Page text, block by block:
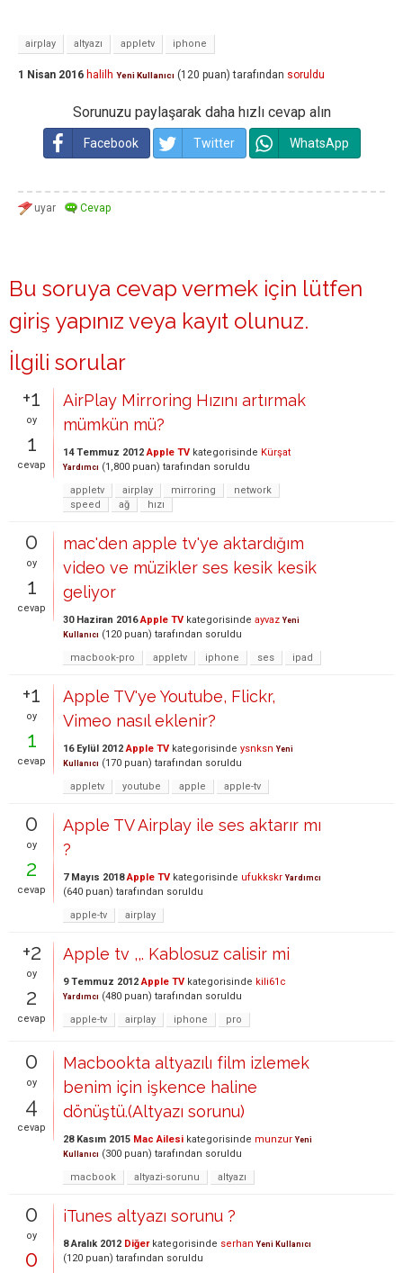
airplay altyazı appletv iphone
1 Nisan 2016 halilh Yeni Kullanıcı (120 puan) tarafından soruldu
Sorunuzu paylaşarak daha hızlı cevap alın
Facebook Twitter WhatsApp
Bu soruya cevap vermek için lütfen
giriş yapınız veya kayıt olunuz.
İlgili sorular
+1
oy
1
cevap
AirPlay Mirroring Hızını artırmak
mümkün mü?
14 Temmuz 2012 Apple TV kategorisinde Kürşat
Yardımcı (1,800 puan) tarafından soruldu
appletv
airplay mirroring
network
speed
ağ hızı
0
oy
1
cevap
mac'den apple tv'ye aktardığım
video ve müzikler ses kesik kesik
geliyor
30 Haziran 2016 Apple TV kategorisinde ayvaz Yeni
Kullanıcı (120 puan) tarafından soruldu
macbook-pro
appletv iphone ses ipad
+1
oy
1
cevap
Apple TV'ye Youtube, Flickr,
Vimeo nasıl eklenir?
16 Eylül 2012 Apple TV kategorisinde ysnksn Yeni
Kullanıcı (170 puan) tarafından soruldu
appletv
youtube apple apple-tv
0
oy
2
cevap
Apple TV Airplay ile ses aktarır mı
?
7 Mayıs 2018 Apple TV kategorisinde ufukkskr Yardımcı
(640 puan) tarafından soruldu
apple-tv
airplay
+2
oy
2
cevap
Apple tv ,,. Kablosuz calisir mi
9 Temmuz 2012 Apple TV kategorisinde kili61c
Yardımcı (480 puan) tarafından soruldu
apple-tv
airplay iphone pro
0
oy
4
cevap
Macbookta altyazılı film izlemek
benim için işkence haline
dönüştü.(Altyazı sorunu)
28 Kasım 2015 Mac Ailesi kategorisinde munzur Yeni
Kullanıcı (300 puan) tarafından soruldu
macbook
altyazi-sorunu altyazı
0
oy
0
iTunes altyazı sorunu ?
8 Aralık 2012 Diğerkategorisinde serhan Yeni Kullanıcı
(120 puan) tarafından soruldu